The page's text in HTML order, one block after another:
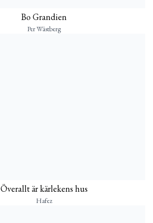
Bo Grandien
Per Wästberg
Överallt är kärlekens hus
Hafez